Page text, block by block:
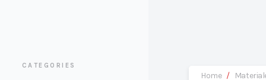
CATEGORIES
Home /